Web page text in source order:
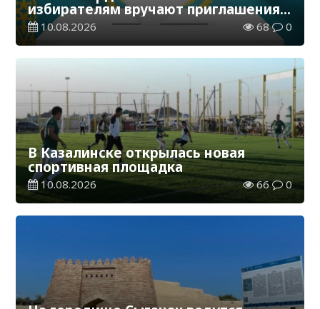
избирателям вручают приглашения
на выборы в Курултай
10.08.2026 68 0
В Казалинске открылась новая
спортивная площадка
10.08.2026 66 0